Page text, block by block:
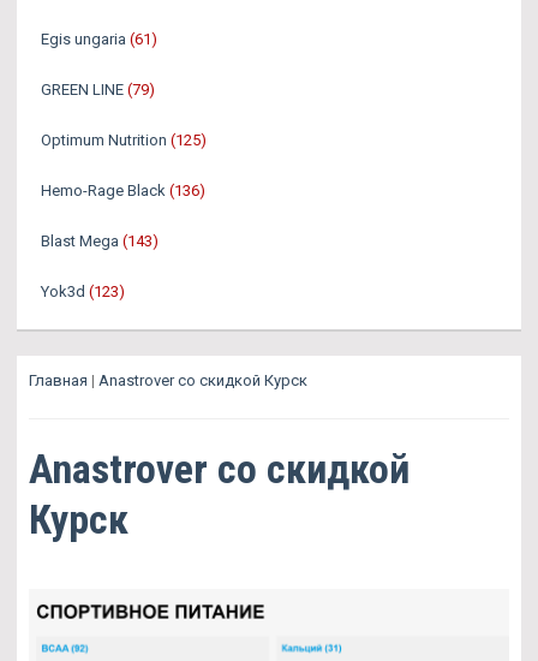
Egis ungaria (61)
GREEN LINE (79)
Optimum Nutrition (125)
Hemo-Rage Black (136)
Blast Mega (143)
Yok3d (123)
Главная | Anastrover со скидкой Курск
Anastrover со скидкой
Курск